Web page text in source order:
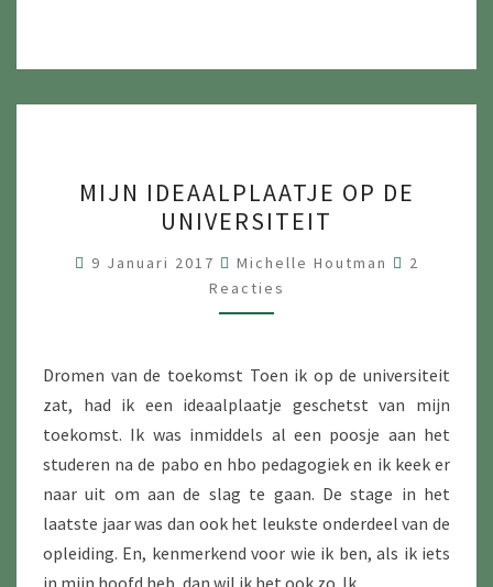
N
O
N
H
D
I
J
N
I
D
A
A
L
P
L
A
A
MIJN IDEAALPLAATJE OP DE
UNIVERSITEIT
9 Januari 2017 Michelle Houtman
R
S
2
Reacties
Dromen van de toekomst Toen ik op de universiteit
zat, had ik een ideaalplaatje geschetst van mijn
toekomst. Ik was inmiddels al een poosje aan het
studeren na de pabo en hbo pedagogiek en ik keek er
naar uit om aan de slag te gaan. De stage in het
laatste jaar was dan ook het leukste onderdeel van de
opleiding. En, kenmerkend voor wie ik ben, als ik iets